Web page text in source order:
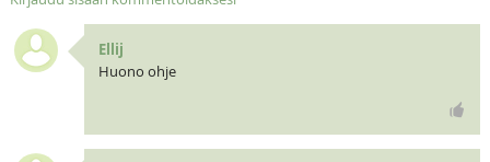
Ellij
Huono ohje